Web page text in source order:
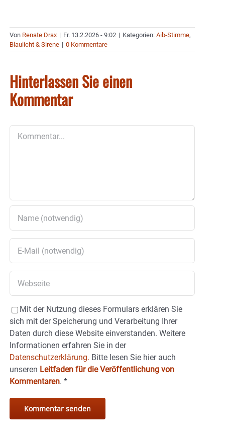
Von Renate Drax | Fr. 13.2.2026 - 9:02 | Kategorien: Aib-Stimme,
Blaulicht & Sirene | 0 Kommentare
Hinterlassen Sie einen
Kommentar
Mit der Nutzung dieses Formulars erklären Sie
sich mit der Speicherung und Verarbeitung Ihrer
Daten durch diese Website einverstanden. Weitere
Informationen erfahren Sie in der
Datenschutzerklärung. Bitte lesen Sie hier auch
unseren Leitfaden für die Veröffentlichung von
Kommentaren. *